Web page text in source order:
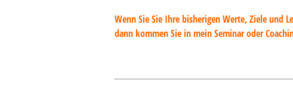
Wenn Sie Sie Ihre bisherigen Werte, Ziele und
dann kommen Sie in mein Seminar oder